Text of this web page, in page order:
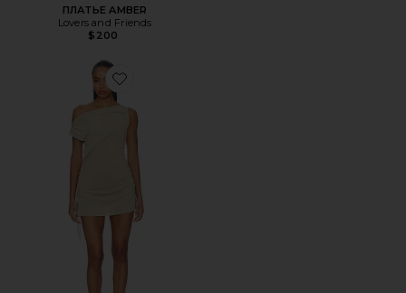
ПЛАТЬЕ AMBER
Lovers and Friends
$200
Favorite ПЛАТЬЕ ORIGINAL SIN MINI